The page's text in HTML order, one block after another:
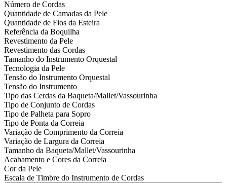
Número de Cordas
Quantidade de Camadas da Pele
Quantidade de Fios da Esteira
Referência da Boquilha
Revestimento da Pele
Revestimento das Cordas
Tamanho do Instrumento Orquestal
Tecnologia da Pele
Tensão do Instrumento Orquestal
Tensão do Instrumento
Tipo das Cerdas da Baqueta/Mallet/Vassourinha
Tipo de Conjunto de Cordas
Tipo de Palheta para Sopro
Tipo de Ponta da Correia
Variação de Comprimento da Correia
Variação de Largura da Correia
Tamanho da Baqueta/Mallet/Vassourinha
Acabamento e Cores da Correia
Cor da Pele
Escala de Timbre do Instrumento de Cordas